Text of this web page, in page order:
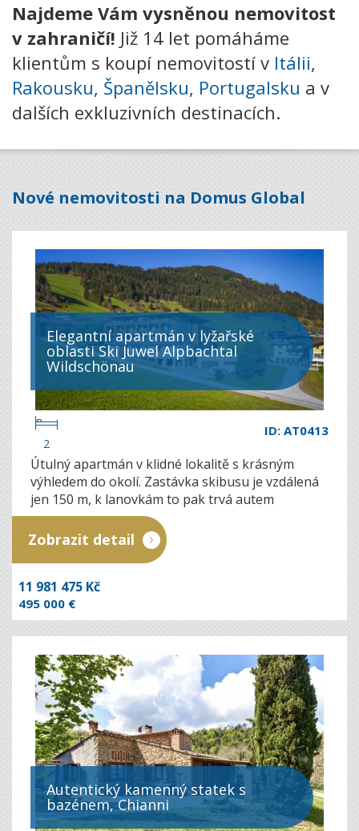
Najdeme Vám vysněnou nemovitost
v zahraničí! Již 14 let pomáháme
klientům s koupí nemovitostí v Itálii,
Rakousku, Španělsku, Portugalsku a v
dalších exkluzivních destinacích.
Nové nemovitosti na Domus Global
Elegantní apartmán v lyžařské
oblasti Ski Juwel Alpbachtal
Wildschönau
2
ID: AT0413
Útulný apartmán v klidné lokalitě s krásným
výhledem do okolí. Zastávka skibusu je vzdálená
jen 150 m, k lanovkám to pak trvá autem
pouhých 5 minut.
Zobrazit detail
11 981 475 Kč
495 000 €
Autentický kamenný statek s
bazénem, Chianni